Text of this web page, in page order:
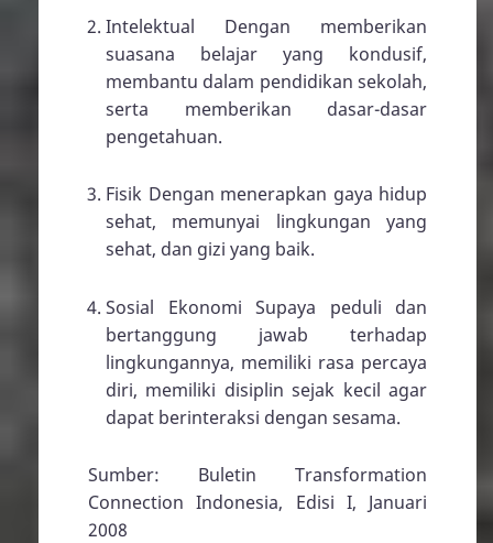
Intelektual Dengan memberikan
suasana belajar yang kondusif,
membantu dalam pendidikan sekolah,
serta memberikan dasar-dasar
pengetahuan.
Fisik Dengan menerapkan gaya hidup
sehat, memunyai lingkungan yang
sehat, dan gizi yang baik.
Sosial Ekonomi Supaya peduli dan
bertanggung jawab terhadap
lingkungannya, memiliki rasa percaya
diri, memiliki disiplin sejak kecil agar
dapat berinteraksi dengan sesama.
Sumber: Buletin Transformation
Connection Indonesia, Edisi I, Januari
2008